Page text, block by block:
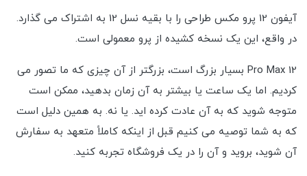
آیفون 12 پرو مکس طراحی را با بقیه نسل 12 به اشتراک می گذارد.
در واقع، این یک نسخه کشیده از پرو معمولی است.
12 Pro Max بسیار بزرگ است، بزرگتر از آن چیزی که ما تصور می
کردیم. اما یک ساعت یا بیشتر به آن زمان بدهید، ممکن است
متوجه شوید که به آن عادت کرده اید. یا نه. به همین دلیل است
که به شما توصیه می کنیم قبل از اینکه کاملاً متعهد به سفارش
آن شوید، بروید و آن را در یک فروشگاه تجربه کنید.